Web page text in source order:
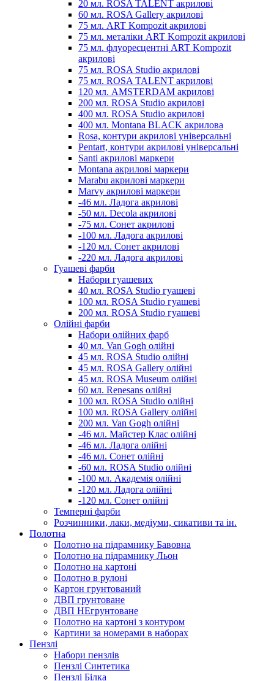
20 мл. ROSA TALENT акрилові
60 мл. ROSA Gallery акрилові
75 мл. ART Kompozit акрилові
75 мл. металіки ART Kompozit акрилові
75 мл. флуоресцентні ART Kompozit
акрилові
75 мл. ROSA Studio акрилові
75 мл. ROSA TALENT акрилові
120 мл. AMSTERDAM акрилові
200 мл. ROSA Studio акрилові
400 мл. ROSA Studio акрилові
400 мл. Montana BLACK акрилова
Rosa, контури акрилові універсальні
Pentart, контури акрилові універсальні
Santi акрилові маркери
Montana акрилові маркери
Marabu акрилові маркери
Marvy акрилові маркери
-46 мл. Ладога акрилові
-50 мл. Decola акрилові
-75 мл. Сонет акрилові
-100 мл. Ладога акрилові
-120 мл. Сонет акрилові
-220 мл. Ладога акрилові
Гуашеві фарби
Набори гуашевих
40 мл. ROSA Studio гуашеві
100 мл. ROSA Studio гуашеві
200 мл. ROSA Studio гуашеві
Олійні фарби
Набори олійних фарб
40 мл. Van Gogh олійні
45 мл. ROSA Studio олійні
45 мл. ROSA Gallery олійні
45 мл. ROSA Museum олійні
60 мл. Renesans олійні
100 мл. ROSA Studio олійні
100 мл. ROSA Gallery олійні
200 мл. Van Gogh олійні
-46 мл. Майстер Клас олійні
-46 мл. Ладога олійні
-46 мл. Сонет олійні
-60 мл. ROSA Studio олійні
-100 мл. Академія олійні
-120 мл. Ладога олійні
-120 мл. Сонет олійні
Темперні фарби
Розчинники, лаки, медіуми, сикативи та ін.
Полотна
Полотно на підрамнику Бавовна
Полотно на підрамнику Льон
Полотно на картоні
Полотно в рулоні
Картон грунтований
ДВП грунтоване
ДВП НЕгрунтоване
Полотно на картоні з контуром
Картини за номерами в наборах
Пензлі
Набори пензлів
Пензлі Синтетика
Пензлі Білка